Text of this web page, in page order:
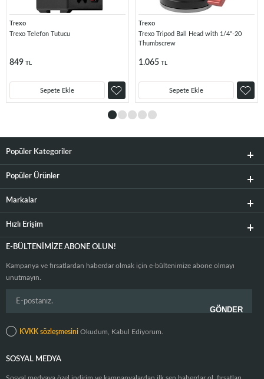
Trexo
Trexo Telefon Tutucu
849 TL
Sepete Ekle
Trexo
Trexo Tripod Ball Head with 1/4"-20
Thumbscrew
1.065 TL
Sepete Ekle
Popüler Kategoriler
Popüler Ürünler
Markalar
Hızlı Erişim
E-BÜLTENIMIZE ABONE OLUN!
Kampanya ve fırsatlardan haberdar olmak için e-bültenimize abone olmayı
unutmayın.
KVKK sözleşmesini Okudum, Kabul Ediyorum.
SOSYAL MEDYA